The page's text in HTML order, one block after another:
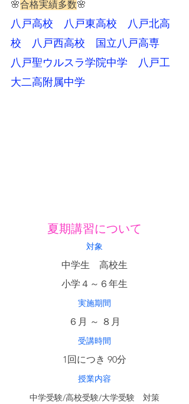
🌸合格実績多数🌸
八戸高校　八戸東高校　八戸北高
校　八戸西高校　国立八戸高専
八戸聖ウルスラ学院中学　八戸工
大二高附属中学
夏期講習について
対象
中学生　高校生
小学４～６年生
実施期間
６月 ～ ８月
受講時間
1回につき 90分
授業内容
中学受験/高校受験/大学受験　対策